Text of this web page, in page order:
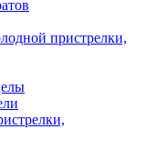
пристрелки,